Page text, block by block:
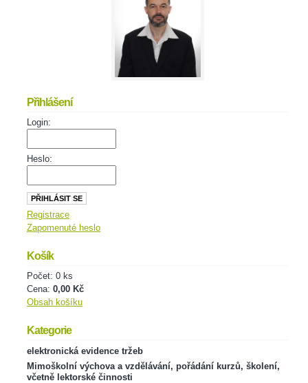
Přihlášení
Login:
Heslo:
Registrace
Zapomenuté heslo
Košík
Počet: 0 ks
Cena: 0,00 Kč
Obsah košíku
Kategorie
elektronická evidence tržeb
Mimoškolní výchova a vzdělávání, pořádání kurzů, školení,
včetně lektorské činnosti